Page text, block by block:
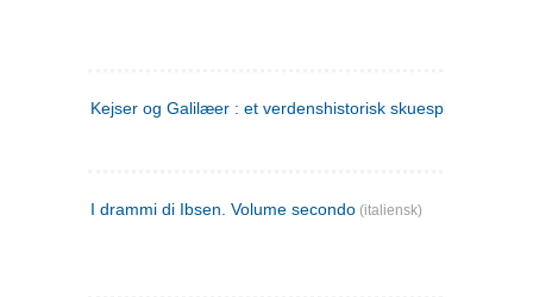
Kejser og Galilæer : et verdenshistorisk skuespil
I drammi di Ibsen. Volume secondo (italiensk)